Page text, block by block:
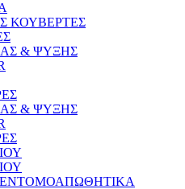
ΚΟΥΒΕΡΤΕΣ
& ΨΥΞΗΣ
& ΨΥΞΗΣ
ΕΝΤΟΜΟΑΠΩΘΗΤΙΚΑ